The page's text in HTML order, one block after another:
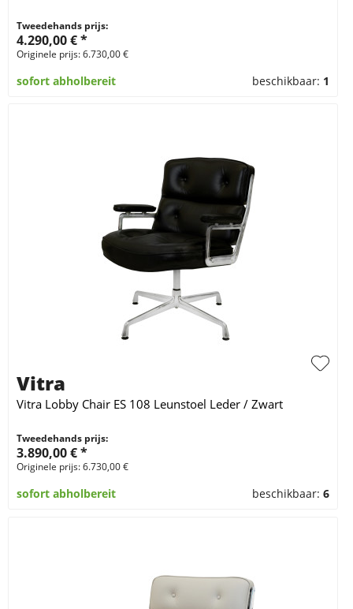
Tweedehands prijs:
4.290,00 € *
Originele prijs: 6.730,00 €
sofort abholbereit beschikbaar: 1
Vitra
Vitra Lobby Chair ES 108 Leunstoel Leder / Zwart
Tweedehands prijs:
3.890,00 € *
Originele prijs: 6.730,00 €
sofort abholbereit beschikbaar:6